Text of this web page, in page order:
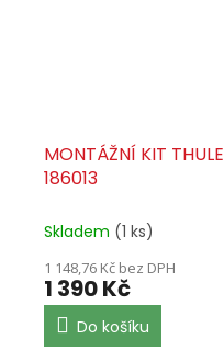
MONTÁŽNÍ KIT THULE
186013
Skladem (1 ks)
1 148,76 Kč bez DPH
1 390 Kč
Do košíku